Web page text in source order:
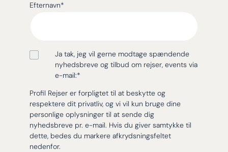
Efternavn*
Ja tak, jeg vil gerne modtage spændende
nyhedsbreve og tilbud om rejser, events via
e-mail:*
Profil Rejser er forpligtet til at beskytte og
respektere dit privatliv, og vi vil kun bruge dine
personlige oplysninger til at sende dig
nyhedsbreve pr. e-mail. Hvis du giver samtykke til
dette, bedes du markere afkrydsningsfeltet
nedenfor.